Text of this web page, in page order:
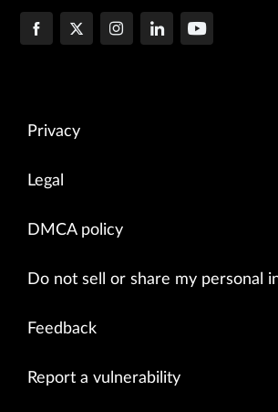
Privacy
Legal
DMCA policy
Do not sell or share my personal
Feedback
Report a vulnerability